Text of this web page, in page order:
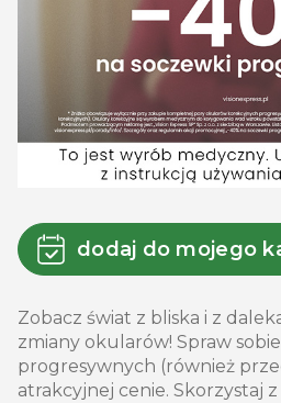
dodaj do mojego
Zobacz świat z bliska i z
zmiany okularów! Spraw
progresywnych (również
atrakcyjnej cenie. Skorzystaj